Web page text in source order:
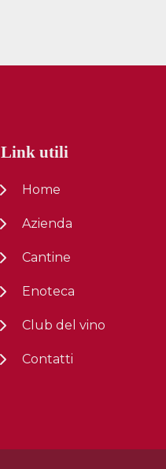
Link utili
Home
Azienda
Cantine
Enoteca
Club del vino
Contatti